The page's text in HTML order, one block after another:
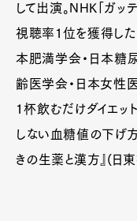
Official
して出演。NHK「ガッ
視聴率1位を獲得した
本肥満学会・日本糖
齢医学会・日本女性
1杯飲むだけダイエッ
しない血糖値の下げ方
きの生薬と漢方』(日